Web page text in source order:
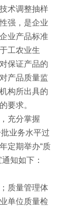
术调整抽样
强，是企业
业产品标准
工农业生
保证产品的
产品质量监
构所出具的
要求。
充分掌握
业务水平过
定期举办“质
知如下：
质量管理体
单位质量检